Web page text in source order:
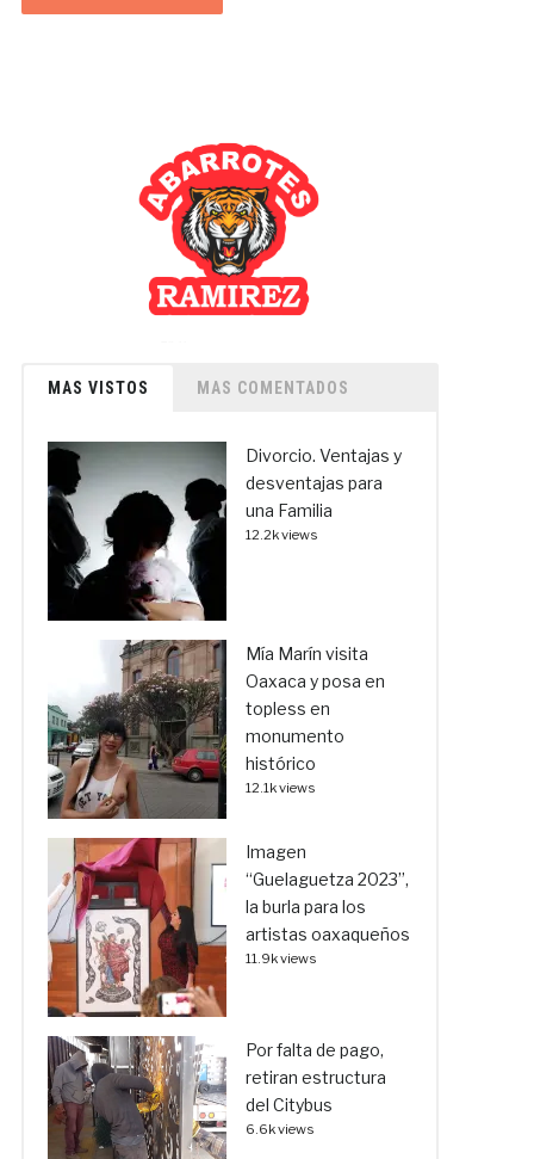
MAS VISTOS MAS COMENTADOS
Divorcio. Ventajas y
desventajas para
una Familia
12.2k views
Mía Marín visita
Oaxaca y posa en
topless en
monumento
histórico
12.1k views
Imagen
“Guelaguetza 2023”,
la burla para los
artistas oaxaqueños
11.9k views
Por falta de pago,
retiran estructura
del Citybus
6.6k views